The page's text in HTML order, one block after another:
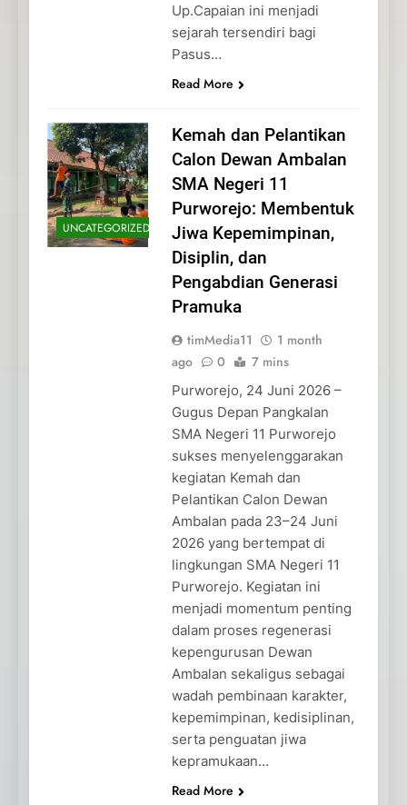
Up.Capaian ini menjadi
sejarah tersendiri bagi
Pasus…
Read More
UNCATEGORIZED
Kemah dan Pelantikan
Calon Dewan Ambalan
SMA Negeri 11
Purworejo: Membentuk
Jiwa Kepemimpinan,
Disiplin, dan
Pengabdian Generasi
Pramuka
timMedia11
1 month
ago
0 7 mins
Purworejo, 24 Juni 2026 –
Gugus Depan Pangkalan
SMA Negeri 11 Purworejo
sukses menyelenggarakan
kegiatan Kemah dan
Pelantikan Calon Dewan
Ambalan pada 23–24 Juni
2026 yang bertempat di
lingkungan SMA Negeri 11
Purworejo. Kegiatan ini
menjadi momentum penting
dalam proses regenerasi
kepengurusan Dewan
Ambalan sekaligus sebagai
wadah pembinaan karakter,
kepemimpinan, kedisiplinan,
serta penguatan jiwa
kepramukaan…
Read More